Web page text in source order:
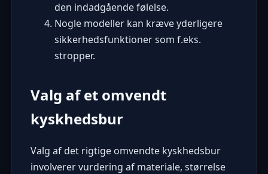
den indadgående følelse.
Nogle modeller kan kræve yderligere
sikkerhedsfunktioner som f.eks.
stropper.
Valg af et omvendt
kyskhedsbur
Valg af det rigtige omvendte kyskhedsbur
involverer vurdering af materiale, størrelse